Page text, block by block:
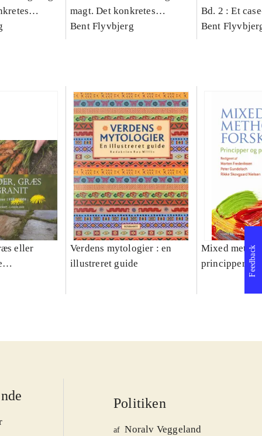
magt. Det konkretes
videnskab. Bind 1
Bent Flyvbjerg
Bd. 2 : Et
studie af
Bent
eller
Verdens mytologier : en
illustreret guide
Mixed
principper og
Politiken
af Noralv Veggeland
Feedback